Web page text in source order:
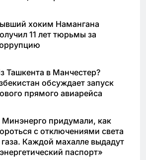
хоким Намангана
11 лет тюрьмы за
Ташкента в Манчестер?
обсуждает запуск
прямого авиарейса
Минэнерго придумали, как
с отключениями света
газа. Каждой махалле выдадут
паспорт»